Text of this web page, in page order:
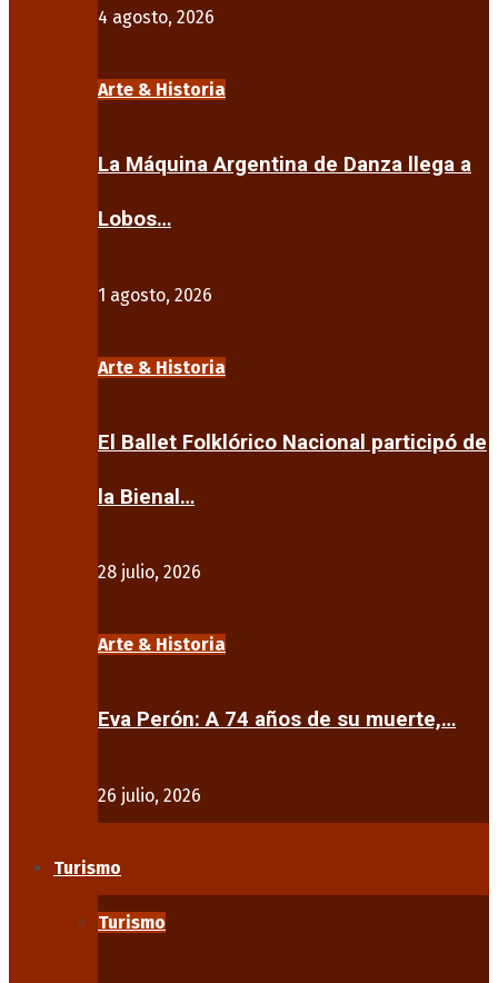
4 agosto, 2026
Arte & Historia
La Máquina Argentina de Danza llega a
Lobos…
1 agosto, 2026
Arte & Historia
El Ballet Folklórico Nacional participó de
la Bienal…
28 julio, 2026
Arte & Historia
Eva Perón: A 74 años de su muerte,…
26 julio, 2026
Turismo
Turismo